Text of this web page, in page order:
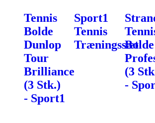
Tennis
Bolde
Dunlop
Tour
Brilliance
(3 Stk.)
- Sport1
Sport1
Tennis
TræningssætBolde
(3
-